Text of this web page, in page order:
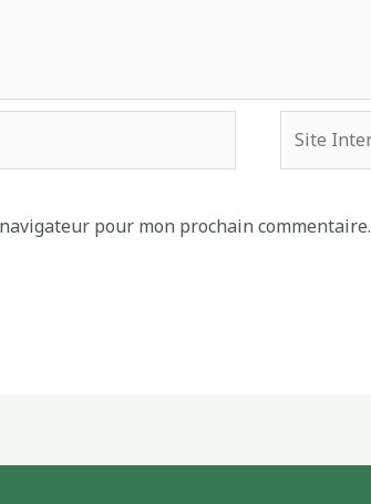
pour mon prochain commentaire.